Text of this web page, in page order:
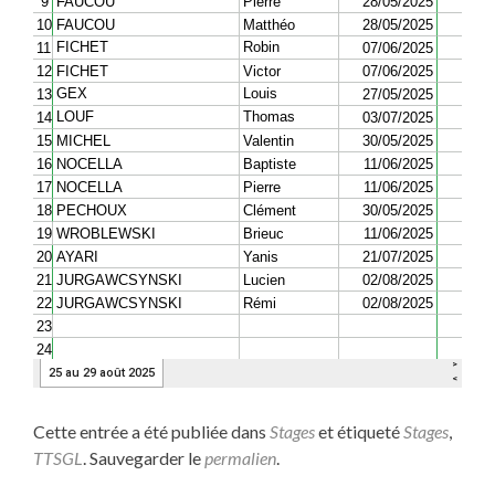
Cette entrée a été publiée dans Stageset étiquetéStages,
TTSGL. Sauvegarder lepermalien.